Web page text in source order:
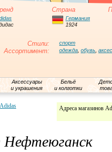
Страна
Германия
1924
Стили: спорт
Ассортимент: одежда обувь
Аксессуары
и украшения
Бельё
и колготки
Адреса магазинов
Нефтеюганск